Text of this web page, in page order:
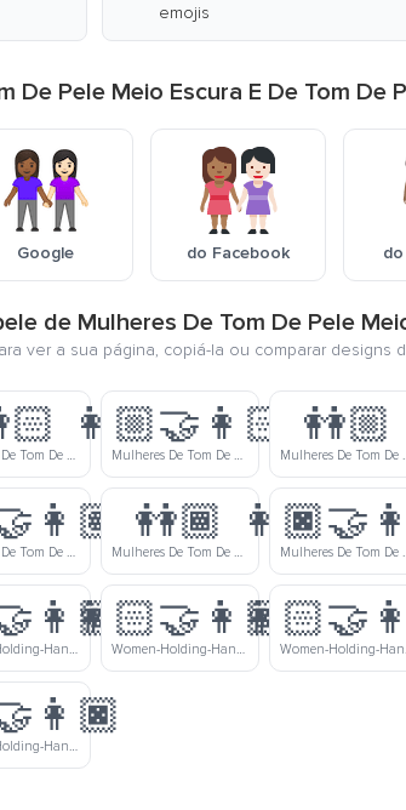
emojis
De Pele Meio Escura E De Tom
Google do Facebook
de Mulheres De Tom De Pele
ver a sua página, copiá-la ou comparar
Mulheres De Tom De Pele Clara Dando As Mãos
👩🏼‍🤝‍👩🏻
Mulheres De Tom De Pele Meio Clara E De Tom De Pele Clara Dando As Mãos
👭🏼
Mulheres De
Mulheres De Tom De Pele Meio Escura E De Tom De Pele Médio Dando As Mãos
👭🏾
Mulheres De Tom De Pele Meio Escura Dando As Mãos Mulheres De Tom De
Women-Holding-Hands-Light-Skin-Tone-Medium-Skin-Tone
👩🏻‍🤝‍👩🏾
Women-Holding-Hands-Light-Skin-Tone-Medium-Dark-Skin-Tone Women-
Women-Holding-Hands-Medium-Dark-Skin-Tone-Dark-Skin-Tone